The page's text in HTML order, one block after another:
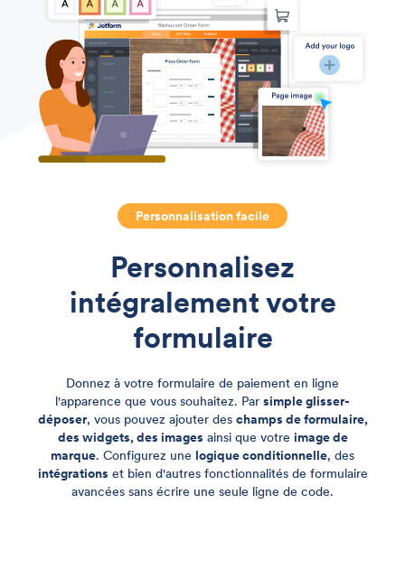
Personnalisation facile
Personnalisez
intégralement votre
formulaire
Donnez à votre formulaire de paiement en ligne
l'apparence que vous souhaitez. Par simple glisser-
déposer, vous pouvez ajouter des champs de formulaire,
des widgets, des images ainsi que votre image de
marque. Configurez une logique conditionnelle, des
intégrations et bien d'autres fonctionnalités de formulaire
avancées sans écrire une seule ligne de code.